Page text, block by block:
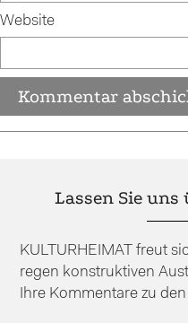
Website
Lassen Sie
KULTURHEIMAT freut
regen konstruktiven
Ihre Kommentare zu